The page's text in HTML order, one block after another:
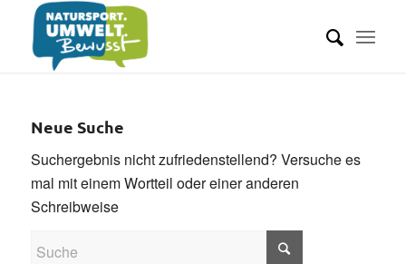
Neue Suche
Suchergebnis nicht zufriedenstellend? Versuche es
mal mit einem Wortteil oder einer anderen
Schreibweise